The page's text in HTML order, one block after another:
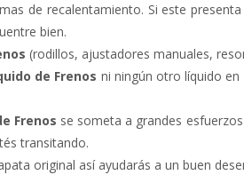
de recalentamiento. Si este
bien.
(rodillos, ajustadores manuales,
de Frenos ni ningún otro líquido
Frenos se someta a grandes
transitando.
original así ayudarás a un buen